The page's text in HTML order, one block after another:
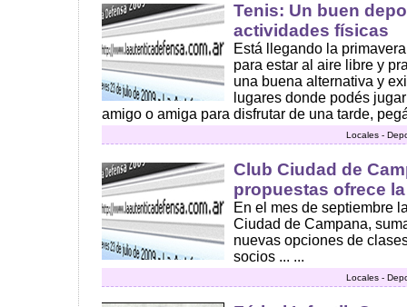
Tenis: Un buen
actividades físicas
Está llegando la
para estar al aire libre y
una buena alternativa y
lugares donde podés
amigo o amiga para disfrutar de una tarde,
Locales -
Club Ciudad de
propuestas ofrece
En el mes de septiembre
Ciudad de Campana,
nuevas opciones de
socios ... ...
Locales -